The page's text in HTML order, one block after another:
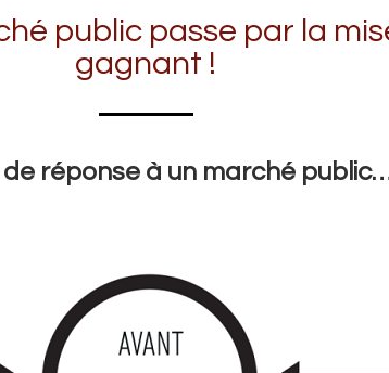
public passe par la
gagnant !
de réponse à un marché